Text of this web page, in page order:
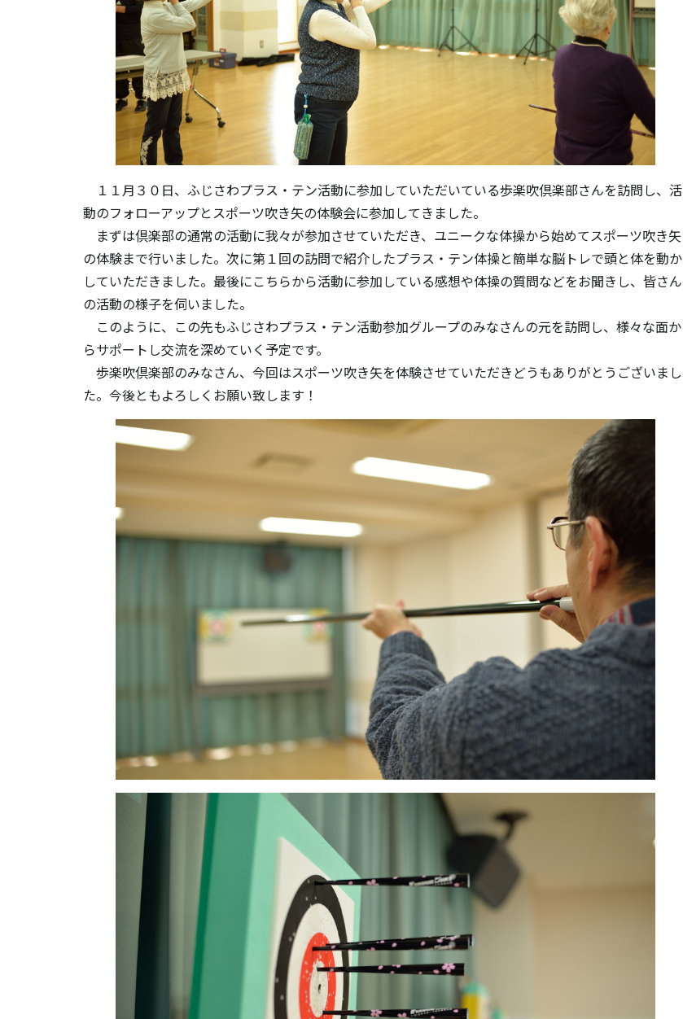
１１月３０日、ふじさわプラス・テン活動に参加していただいている歩楽吹倶楽部さんを訪問し、活
動のフォローアップとスポーツ吹き矢の体験会に参加してきました。
まずは倶楽部の通常の活動に我々が参加させていただき、ユニークな体操から始めてスポーツ吹き矢
の体験まで行いました。次に第１回の訪問で紹介したプラス・テン体操と簡単な脳トレで頭と体を動か
していただきました。最後にこちらから活動に参加している感想や体操の質問などをお聞きし、皆さん
の活動の様子を伺いました。
このように、この先もふじさわプラス・テン活動参加グループのみなさんの元を訪問し、様々な面か
らサポートし交流を深めていく予定です。
歩楽吹倶楽部のみなさん、今回はスポーツ吹き矢を体験させていただきどうもありがとうございまし
た。今後ともよろしくお願い致します！